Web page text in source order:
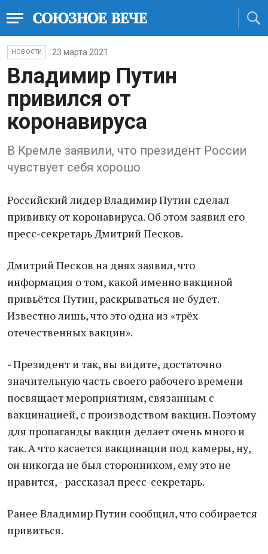
НОВОСТИ 23 марта 2021
Владимир Путин
привился от
коронавируса
В Кремле заявили, что президент России
чувствует себя хорошо
Российский лидер Владимир Путин сделал
прививку от коронавируса. Об этом заявил его
пресс-секретарь Дмитрий Песков.
Дмитрий Песков на днях заявил, что
информация о том, какой именно вакциной
привьётся Путин, раскрываться не будет.
Известно лишь, что это одна из «трёх
отечественных вакцин».
- Президент и так, вы видите, достаточно
значительную часть своего рабочего времени
посвящает мероприятиям, связанным с
вакцинацией, с производством вакцин. Поэтому
для пропаганды вакцин делает очень много и
так. А что касается вакцинации под камеры, ну,
он никогда не был сторонником, ему это не
нравится, - рассказал пресс-секретарь.
Ранее Владимир Путин сообщил, что собирается
привиться.